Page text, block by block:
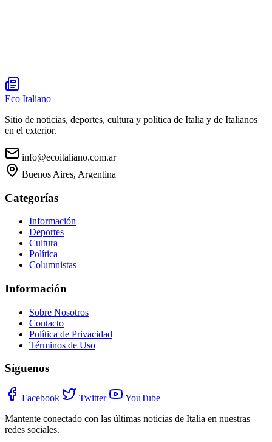
Eco Italiano
Sitio de noticias, deportes, cultura y política de Italia y de Italianos
en el exterior.
info@ecoitaliano.com.ar
Buenos Aires, Argentina
Categorías
Información
Deportes
Cultura
Política
Columnistas
Información
Sobre Nosotros
Contacto
Política de Privacidad
Términos de Uso
Síguenos
Facebook Twitter
YouTube
Mantente conectado con las últimas noticias de Italia en nuestras
redes sociales.